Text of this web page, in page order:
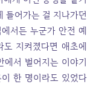
들어가는 걸 지나가던
서든 누군가 안전 예
지켜졌다면 애초에
에서 벌어지는 이야기
한 명이라도 있었다